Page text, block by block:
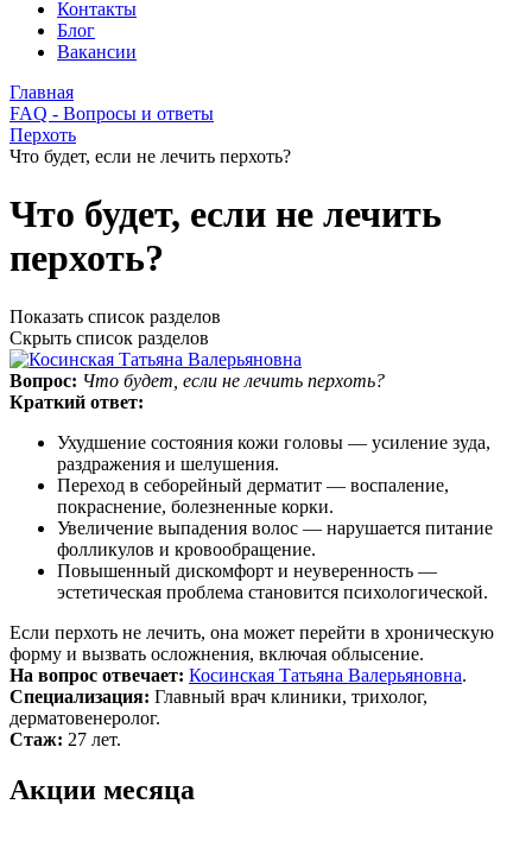
Контакты
Блог
Вакансии
Главная
FAQ - Вопросы и ответы
Перхоть
Что будет, если не лечить перхоть?
Что будет, если не лечить
перхоть?
Показать список разделов
Скрыть список разделов
Вопрос: Что будет, если не лечить перхоть?
Краткий ответ:
Ухудшение состояния кожи головы — усиление зуда,
раздражения и шелушения.
Переход в себорейный дерматит — воспаление,
покраснение, болезненные корки.
Увеличение выпадения волос — нарушается питание
фолликулов и кровообращение.
Повышенный дискомфорт и неуверенность —
эстетическая проблема становится психологической.
Если перхоть не лечить, она может перейти в хроническую
форму и вызвать осложнения, включая облысение.
На вопрос отвечает: Косинская Татьяна Валерьяновна.
Специализация: Главный врач клиники, трихолог,
дерматовенеролог.
Стаж: 27 лет.
Акции месяца